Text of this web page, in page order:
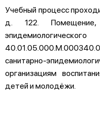
Учебный процесс
д. 122. Помещение,
санитарно-
организациям
детей и молодёжи.